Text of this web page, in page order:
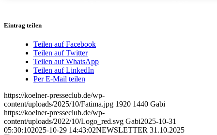
Eintrag teilen
Teilen auf Facebook
Teilen auf Twitter
Teilen auf WhatsApp
Teilen auf LinkedIn
Per E-Mail teilen
https://koelner-presseclub.de/wp-
content/uploads/2025/10/Fatima.jpg 1920 1440 Gabi
https://koelner-presseclub.de/wp-
content/uploads/2022/10/Logo_red.svg Gabi2025-10-31
05:30:102025-10-29 14:43:02NEWSLETTER 31.10.2025